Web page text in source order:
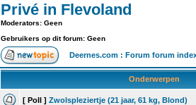
Privé in Flevoland
Moderators: Geen
Gebruikers op dit forum: Geen
Deernes.com : Forum forum
Onderwerpen
[ Poll ] Zwolspleziertje (21 jaar, 61 kg, Blond)